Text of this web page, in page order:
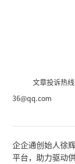
文章投诉热
36@qq.com
企企通创始人徐
平台，助力驱动